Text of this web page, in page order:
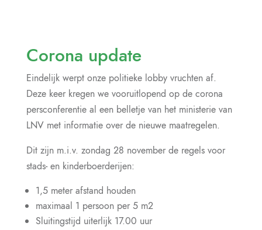
Corona update
Eindelijk werpt onze politieke lobby vruchten af.
Deze keer kregen we vooruitlopend op de corona
persconferentie al een belletje van het ministerie van
LNV met informatie over de nieuwe maatregelen.
Dit zijn m.i.v. zondag 28 november de regels voor
stads- en kinderboerderijen:
1,5 meter afstand houden
maximaal 1 persoon per 5 m2
Sluitingstijd uiterlijk 17.00 uur